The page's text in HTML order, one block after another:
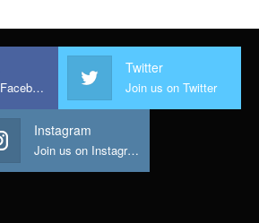
Join us on Facebook
Twitter
Join us on Twitter
Instagram
Join us on Instagram